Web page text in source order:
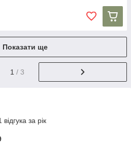
Показати ще
1 / 3
за рік